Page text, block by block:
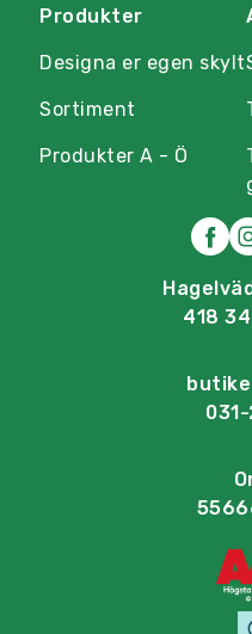
Produkter
Designa er egen skylt
Sortiment
Produkter A - Ö
418